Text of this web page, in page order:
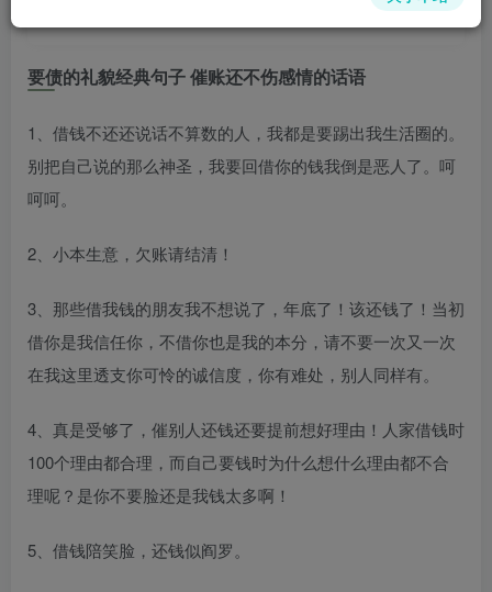
要债的礼貌经典句子 催账还不伤感情的话语
1、借钱不还还说话不算数的人，我都是要踢出我生活圈的。
别把自己说的那么神圣，我要回借你的钱我倒是恶人了。呵
呵呵。
2、小本生意，欠账请结清！
3、那些借我钱的朋友我不想说了，年底了！该还钱了！当初
借你是我信任你，不借你也是我的本分，请不要一次又一次
在我这里透支你可怜的诚信度，你有难处，别人同样有。
4、真是受够了，催别人还钱还要提前想好理由！人家借钱时
100个理由都合理，而自己要钱时为什么想什么理由都不合
理呢？是你不要脸还是我钱太多啊！
5、借钱陪笑脸，还钱似阎罗。